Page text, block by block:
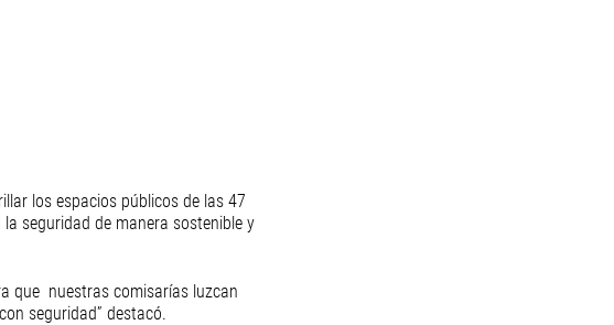
los espacios públicos de las 47
seguridad de manera sostenible y
que  nuestras comisarías luzcan
seguridad” destacó.